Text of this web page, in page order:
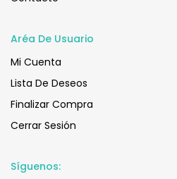
Aréa De Usuario
Mi Cuenta
Lista De Deseos
Finalizar Compra
Cerrar Sesión
Síguenos: